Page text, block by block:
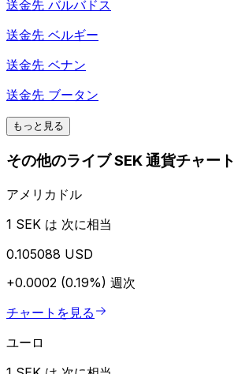
送金先 バルバドス
送金先 ベルギー
送金先 ベナン
送金先 ブータン
もっと見る
その他のライブ SEK 通貨チャート
アメリカドル
1 SEK は 次に相当
0.105088 USD
+0.0002 (0.19%) 週次
チャートを見る
ユーロ